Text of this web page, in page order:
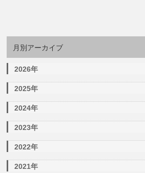
月別アーカイブ
2026年
2025年
2024年
2023年
2022年
2021年